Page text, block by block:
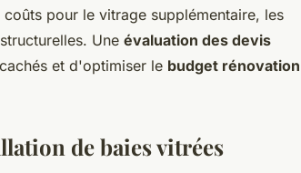
pour le vitrage supplémentaire, les
Une évaluation des devis
et d'optimiser le budget rénovation
de baies vitrées